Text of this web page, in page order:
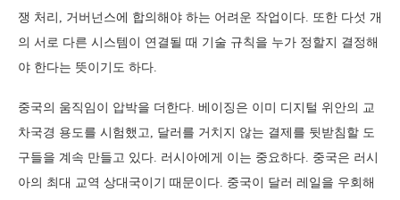
쟁 처리, 거버넌스에 합의해야 하는 어려운 작업이다. 또한 다섯 개
의 서로 다른 시스템이 연결될 때 기술 규칙을 누가 정할지 결정해
야 한다는 뜻이기도 하다.
중국의 움직임이 압박을 더한다. 베이징은 이미 디지털 위안의 교
차국경 용도를 시험했고, 달러를 거치지 않는 결제를 뒷받침할 도
구들을 계속 만들고 있다. 러시아에게 이는 중요하다. 중국은 러시
아의 최대 교역 상대국이기 때문이다. 중국이 달러 레일을 우회해